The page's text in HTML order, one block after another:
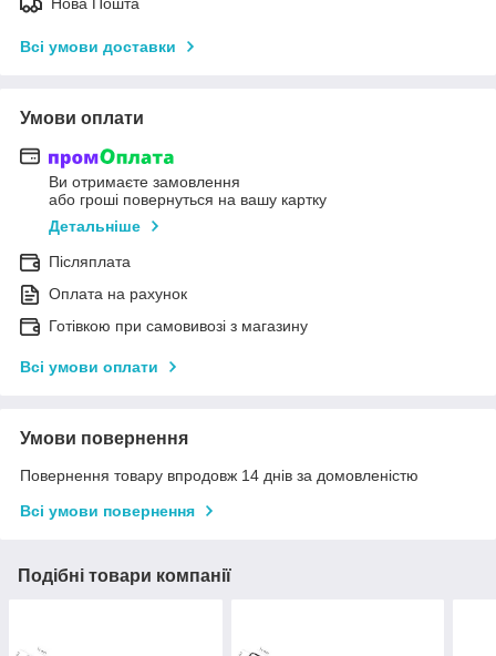
Всі умови доставки
Умови оплати
Ви отримаєте замовлення
або гроші повернуться на вашу картку
Детальніше
Післяплата
Оплата на рахунок
Готівкою при самовивозі з магазину
Всі умови оплати
Умови повернення
Повернення товару впродовж 14 днів за домовленістю
Всі умови повернення
Подібні товари компанії